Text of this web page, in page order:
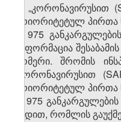
ა) „კორონავირუსით
პრიორიტეტულ პირთა
№975
ინფორმაცია
ნომერი. შრომის
„კორონავირუსით
პრიორიტეტულ პირთა
№975
ვადით, რომლის